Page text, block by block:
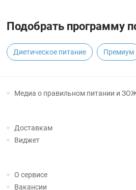
Подобрать программу
Диетическое питание Премиум
Медиа о правильном питании и
Доставкам
Виджет
О сервисе
Вакансии